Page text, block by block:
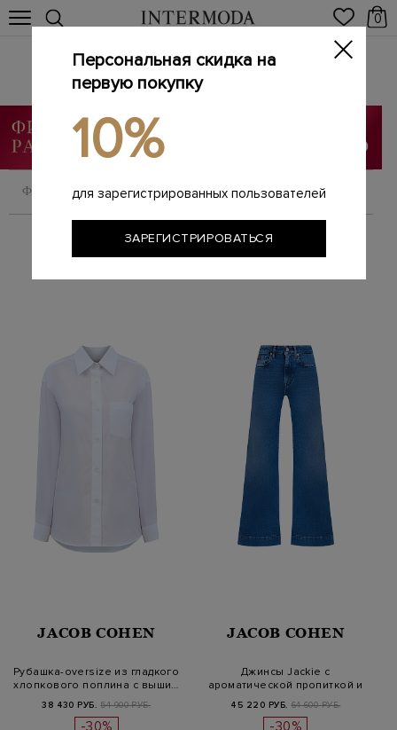
0
JACOB COHEN
Главная / Женщинам / Бренды
ФИЛЬТРОВАТЬ СОРТИРОВАТЬ
JACOB COHEN
Рубашка-oversize из гладкого
хлопкового поплина с выши…
38 430 РУБ. 54 900 РУБ.
-30%
JACOB COHEN
Джинсы Jackie с
ароматической пропиткой и
патчем из са…
45 220 РУБ. 64 600 РУБ.
-30%
Персональная скидка на
первую покупку
10%
для зарегистрированных пользователей
ЗАРЕГИСТРИРОВАТЬСЯ